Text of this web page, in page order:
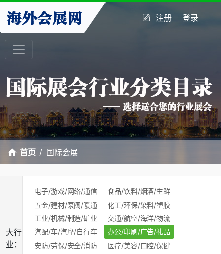
注册 登录
首页 国际会展
大行
业：
电子/游戏/网络/通信
食品/饮料/烟酒/生鲜
五金/建材/泵阀/暖通
化工/环保/染料/塑胶
工业/机械/制造/矿业
交通/航空/海洋/物流
汽配/车/汽摩/自行车
办公/印刷/广告/礼品
安防/劳保/安全/消防
医疗/美容/口腔/保健